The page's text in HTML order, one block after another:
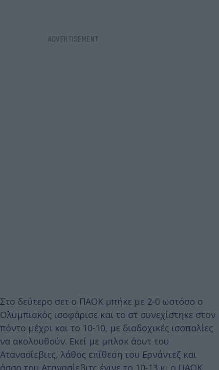
Στο δεύτερο σετ ο ΠΑΟΚ μπήκε με 2-0 ωστόσο ο
Ολυμπιακός ισοφάρισε και το στ συνεχίστηκε στον
πόντο μέχρι και το 10-10, με διαδοχικές ισοπαλίες
να ακολουθούν. Εκεί με μπλοκ άουτ του
Ατανασίεβιτς, λάθος επίθεση του Ερνάντεζ και
άσσο του Ατανασίεβιτς έγινε το 10-13 κι ο ΠΑΟΚ